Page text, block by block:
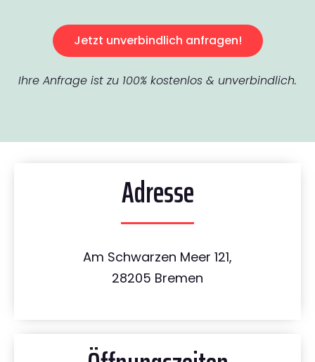
Jetzt unverbindlich anfragen!
Ihre Anfrage ist zu 100% kostenlos & unverbindlich.
Adresse
Am Schwarzen Meer 121,
28205 Bremen